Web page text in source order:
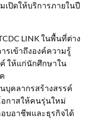
เปิดให้บริการภายในปี
LINK ในพื้นที่ต่าง
รเข้าถึงองค์ความรู้
ให้แก่นักศึกษาใน
บุคลากรสร้างสรรค์
กาสให้คนรุ่นใหม่
บอาชีพและธุรกิจได้